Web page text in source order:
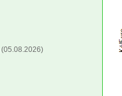
(05.08.2026)